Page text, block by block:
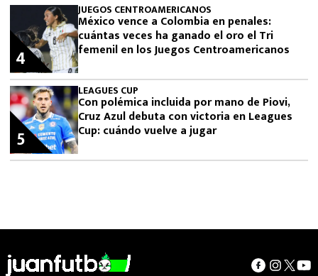
JUEGOS CENTROAMERICANOS
México vence a Colombia en penales:
cuántas veces ha ganado el oro el Tri
femenil en los Juegos Centroamericanos
4
LEAGUES CUP
Con polémica incluida por mano de Piovi,
Cruz Azul debuta con victoria en Leagues
Cup: cuándo vuelve a jugar
5